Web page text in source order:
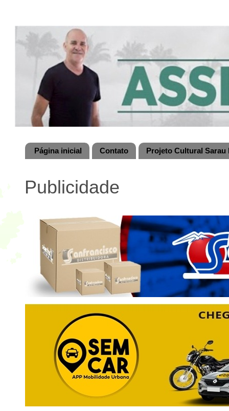
Página inicial Contato Projeto Cultural
Publicidade